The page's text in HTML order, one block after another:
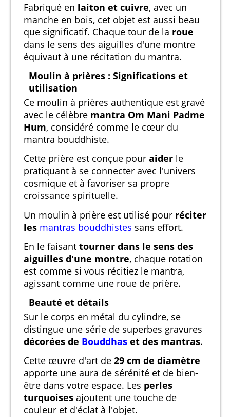
Fabriqué en laiton et cuivre, avec un
manche en bois, cet objet est aussi beau
que significatif. Chaque tour de la roue
dans le sens des aiguilles d'une montre
équivaut à une récitation du mantra.
Moulin à prières : Significations et
utilisation
Ce moulin à prières authentique est gravé
avec le célèbre mantra Om Mani Padme
Hum, considéré comme le cœur du
mantra bouddhiste.
Cette prière est conçue pour aider le
pratiquant à se connecter avec l'univers
cosmique et à favoriser sa propre
croissance spirituelle.
Un moulin à prière est utilisé pour réciter
les mantras bouddhistes sans effort.
En le faisant tourner dans le sens des
aiguilles d'une montre, chaque rotation
est comme si vous récitiez le mantra,
agissant comme une roue de prière.
Beauté et détails
Sur le corps en métal du cylindre, se
distingue une série de superbes gravures
décorées de Bouddhas et des mantras.
Cette œuvre d'art de 29 cm de diamètre
apporte une aura de sérénité et de bien-
être dans votre espace. Les perles
turquoises ajoutent une touche de
couleur et d'éclat à l'objet.